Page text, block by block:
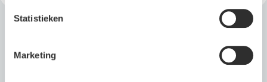
Statistieken
Marketing